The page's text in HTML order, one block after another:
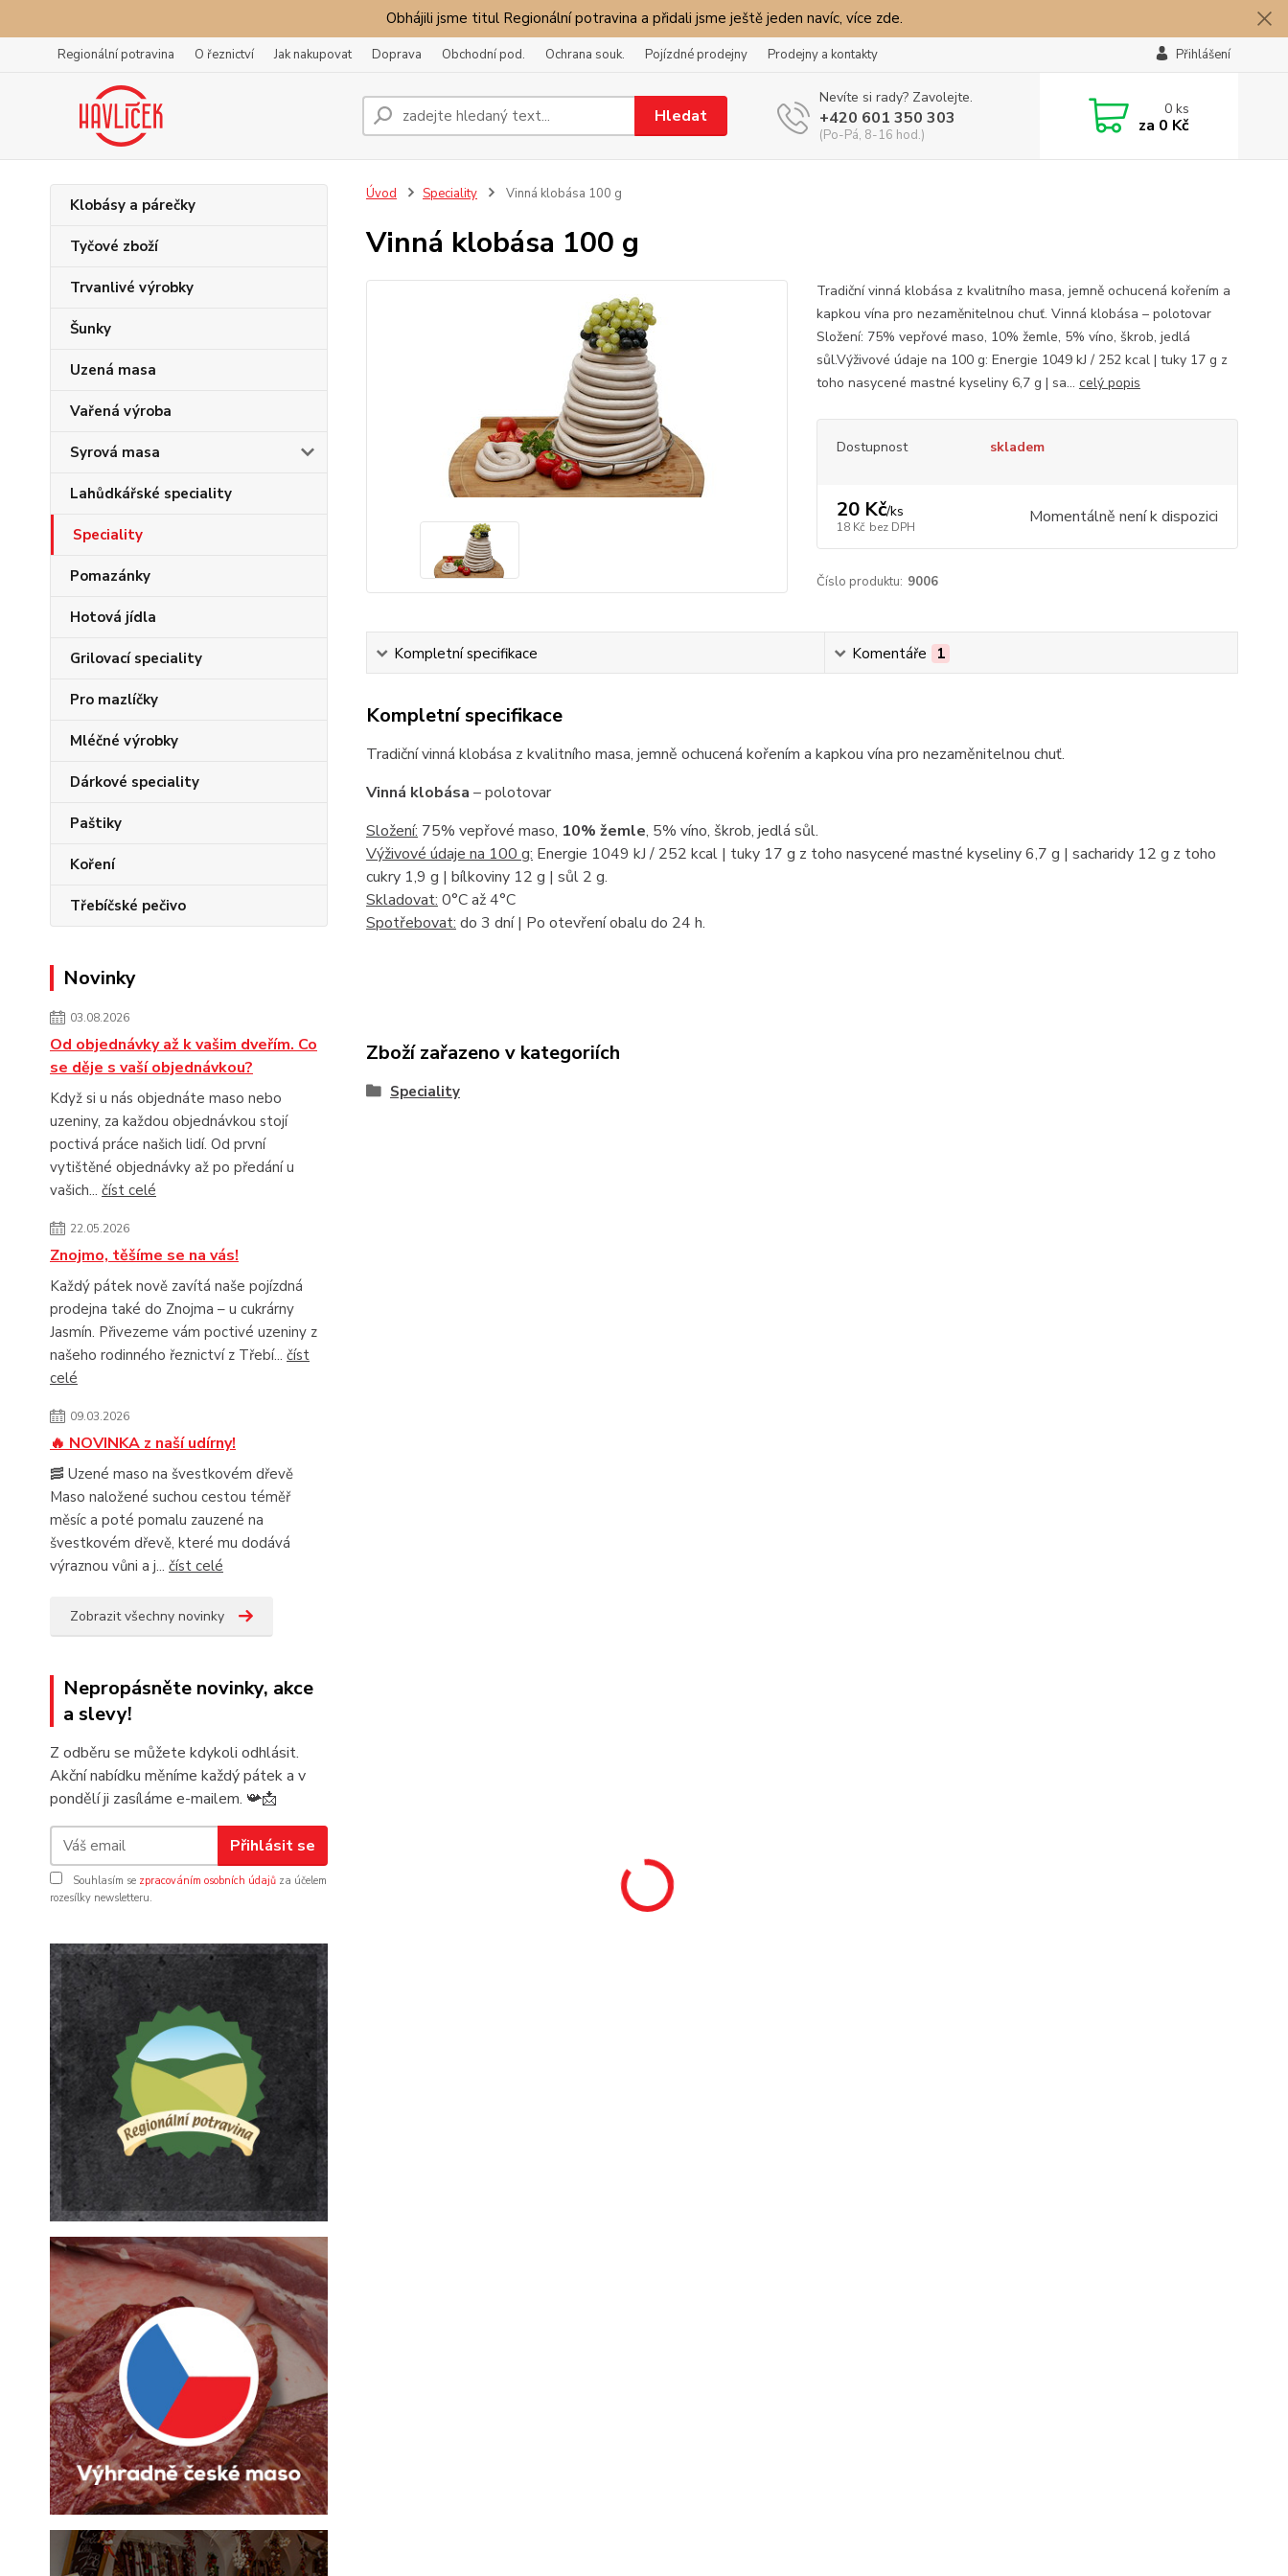
Obhájili jsme titul Regionální potravina a přidali jsme ještě jeden navíc, více zde.
Regionální potravina O řeznictví Jak nakupovat Doprava Obchodní pod. Ochrana souk. Pojízdné prodejny Prodejny a kontakty Přihlášení
Hledat
Nevíte si rady? Zavolejte.
+420 601 350 303
(Po-Pá, 8-16 hod.)
0ks
za 0 Kč
Klobásy a párečky
Tyčové zboží
Trvanlivé výrobky
Šunky
Uzená masa
Vařená výroba
Syrová masa
Lahůdkářské speciality
Speciality
Pomazánky
Hotová jídla
Grilovací speciality
Pro mazlíčky
Mléčné výrobky
Dárkové speciality
Paštiky
Koření
Třebíčské pečivo
Novinky
03.08.2026
Od objednávky až k vašim dveřím. Co
se děje s vaší objednávkou?
Když si u nás objednáte maso nebo
uzeniny, za každou objednávkou stojí
poctivá práce našich lidí. Od první
vytištěné objednávky až po předání u
vašich... číst celé
22.05.2026
Znojmo, těšíme se na vás!
Každý pátek nově zavítá naše pojízdná
prodejna také do Znojma – u cukrárny
Jasmín. Přivezeme vám poctivé uzeniny z
našeho rodinného řeznictví z Třebí... číst
celé
09.03.2026
🔥 NOVINKA z naší udírny!
🥓 Uzené maso na švestkovém dřevě
Maso naložené suchou cestou téměř
měsíc a poté pomalu zauzené na
švestkovém dřevě, které mu dodává
výraznou vůni a j... číst celé
Zobrazit všechny novinky
Nepropásněte novinky, akce
a slevy!
Z odběru se můžete kdykoli odhlásit.
Akční nabídku měníme každý pátek a v
pondělí ji zasíláme e-mailem. 📯📩
Přihlásit se
Souhlasím se zpracováním osobních údajů za účelem
rozesílky newsletteru.
Úvod Speciality Vinná klobása 100 g
Vinná klobása 100 g
Tradiční vinná klobása z kvalitního masa, jemně ochucená kořením a
kapkou vína pro nezaměnitelnou chuť. Vinná klobása – polotovar
Složení: 75% vepřové maso, 10% žemle, 5% víno, škrob, jedlá
sůl.Výživové údaje na 100 g: Energie 1049 kJ / 252 kcal | tuky 17 g z
toho nasycené mastné kyseliny 6,7 g | sa... celý popis
Dostupnost skladem
20 Kč/ks
18 Kč bez DPH Momentálně není k dispozici
Číslo produktu: 9006
Kompletní specifikace Komentáře 1
Kompletní specifikace
Tradiční vinná klobása z kvalitního masa, jemně ochucená kořením a kapkou vína pro nezaměnitelnou chuť.
Vinná klobása – polotovar
Složení: 75% vepřové maso, 10% žemle, 5% víno, škrob, jedlá sůl.
Výživové údaje na 100 g: Energie 1049 kJ / 252 kcal | tuky 17 g z toho nasycené mastné kyseliny 6,7 g | sacharidy 12 g z toho
cukry 1,9 g | bílkoviny 12 g | sůl 2 g.
Skladovat: 0°C až 4°C
Spotřebovat: do 3 dní | Po otevření obalu do 24 h.
Zboží zařazeno v kategoriích
Speciality